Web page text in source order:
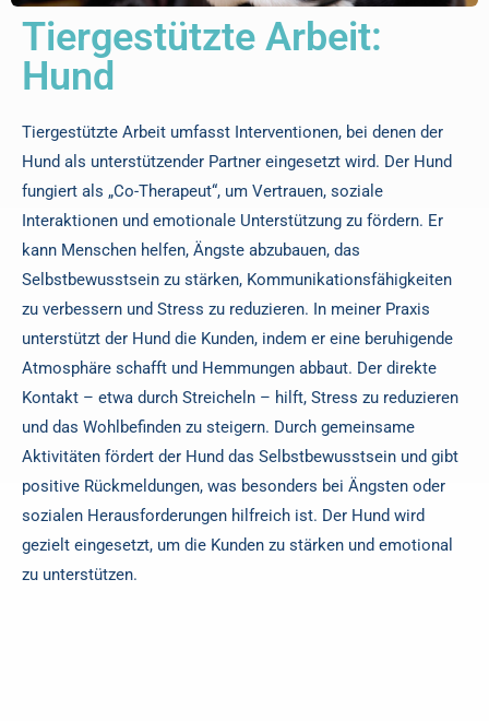
Tiergestützte Arbeit:
Hund
Tiergestützte Arbeit umfasst Interventionen, bei denen der
Hund als unterstützender Partner eingesetzt wird. Der Hund
fungiert als „Co-Therapeut“, um Vertrauen, soziale
Interaktionen und emotionale Unterstützung zu fördern. Er
kann Menschen helfen, Ängste abzubauen, das
Selbstbewusstsein zu stärken, Kommunikationsfähigkeiten
zu verbessern und Stress zu reduzieren. In meiner Praxis
unterstützt der Hund die Kunden, indem er eine beruhigende
Atmosphäre schafft und Hemmungen abbaut. Der direkte
Kontakt – etwa durch Streicheln – hilft, Stress zu reduzieren
und das Wohlbefinden zu steigern. Durch gemeinsame
Aktivitäten fördert der Hund das Selbstbewusstsein und gibt
positive Rückmeldungen, was besonders bei Ängsten oder
sozialen Herausforderungen hilfreich ist. Der Hund wird
gezielt eingesetzt, um die Kunden zu stärken und emotional
zu unterstützen.